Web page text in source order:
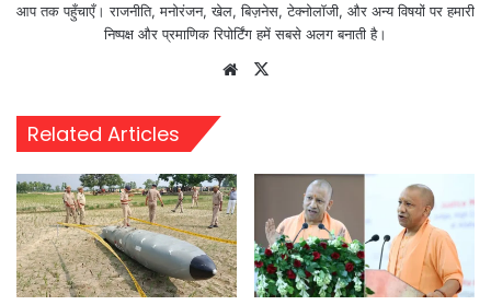
आप तक पहुँचाएँ। राजनीति, मनोरंजन, खेल, बिज़नेस, टेक्नोलॉजी, और अन्य विषयों पर हमारी
निष्पक्ष और प्रमाणिक रिपोर्टिंग हमें सबसे अलग बनाती है।
Website
Related Articles